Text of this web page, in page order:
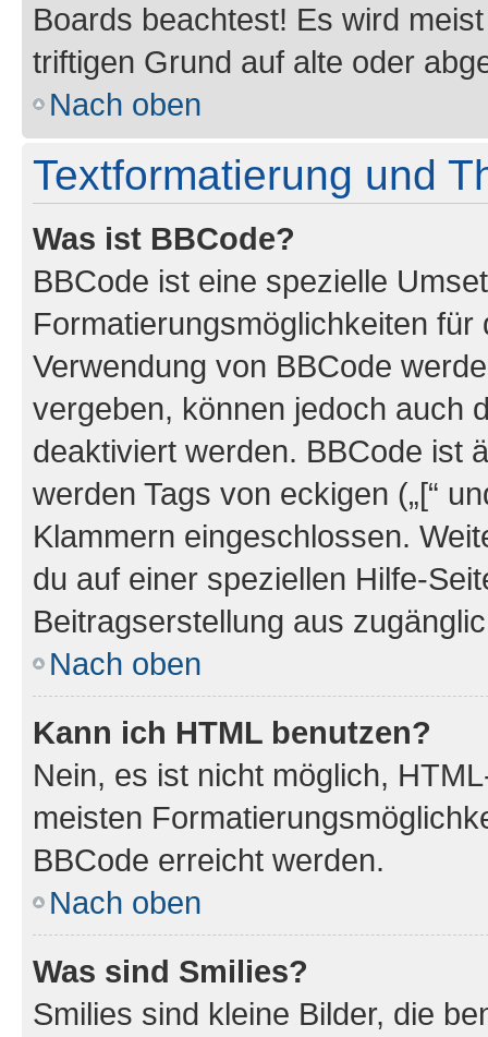
Boards beachtest! Es wird
triftigen Grund auf alte oder
Nach oben
Textformatierung und
Was ist BBCode?
BBCode ist eine spezielle
Formatierungsmöglichkeiten
Verwendung von BBCode
vergeben, können jedoch auch
deaktiviert werden. BBCode ist
werden Tags von eckigen („[“
Klammern eingeschlossen.
du auf einer speziellen Hilfe-
Beitragserstellung aus
Nach oben
Kann ich HTML benutzen?
Nein, es ist nicht möglich,
meisten
BBCode erreicht werden.
Nach oben
Was sind Smilies?
Smilies sind kleine Bilder, die